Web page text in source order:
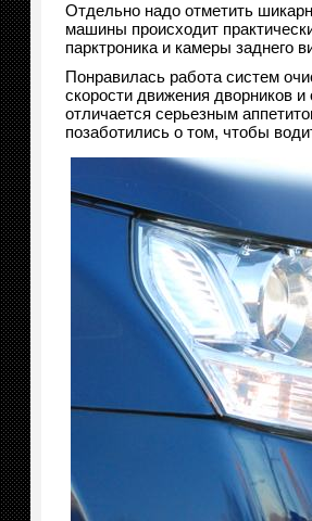
Отдельно надо отметить
машины происходит
парктроника и камеры заднего
Понравилась работа систем
скорости движения дворников
отличается серьезным
позаботились о том, чтобы